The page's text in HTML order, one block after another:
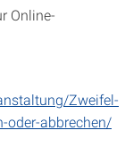
Online-
Zweifel-
oder-abbrechen/